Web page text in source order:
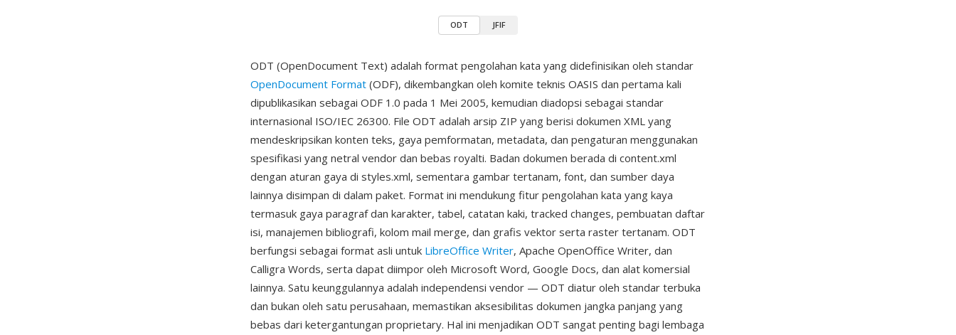
ODT JFIF
ODT (OpenDocument Text) adalah format pengolahan kata yang didefinisikan oleh standar
OpenDocument Format (ODF), dikembangkan oleh komite teknis OASIS dan pertama kali
dipublikasikan sebagai ODF 1.0 pada 1 Mei 2005, kemudian diadopsi sebagai standar
internasional ISO/IEC 26300. File ODT adalah arsip ZIP yang berisi dokumen XML yang
mendeskripsikan konten teks, gaya pemformatan, metadata, dan pengaturan menggunakan
spesifikasi yang netral vendor dan bebas royalti. Badan dokumen berada di content.xml
dengan aturan gaya di styles.xml, sementara gambar tertanam, font, dan sumber daya
lainnya disimpan di dalam paket. Format ini mendukung fitur pengolahan kata yang kaya
termasuk gaya paragraf dan karakter, tabel, catatan kaki, tracked changes, pembuatan daftar
isi, manajemen bibliografi, kolom mail merge, dan grafis vektor serta raster tertanam. ODT
berfungsi sebagai format asli untuk LibreOffice Writer, Apache OpenOffice Writer, dan
Calligra Words, serta dapat diimpor oleh Microsoft Word, Google Docs, dan alat komersial
lainnya. Satu keunggulannya adalah independensi vendor — ODT diatur oleh standar terbuka
dan bukan oleh satu perusahaan, memastikan aksesibilitas dokumen jangka panjang yang
bebas dari ketergantungan proprietary. Hal ini menjadikan ODT sangat penting bagi lembaga